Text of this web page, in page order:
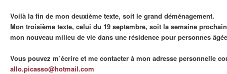
Voilà la fin de mon deuxième texte, soit le grand déménagement.
Mon troisième texte, celui du 19 septembre, soit la semaine
mon nouveau milieu de vie dans une résidence pour personnes
Vous pouvez m’écrire et me contacter à mon adresse personnelle
allo.picasso@hotmail.com